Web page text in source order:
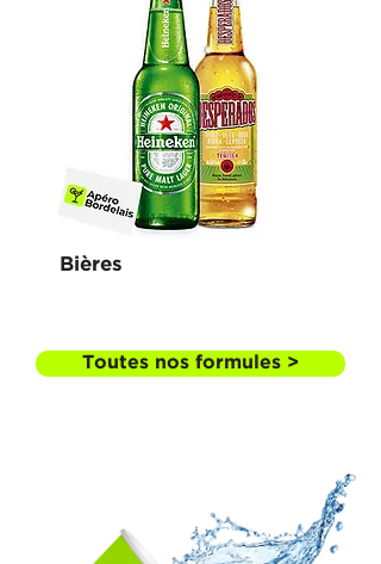
Bières
Toutes nos formules >